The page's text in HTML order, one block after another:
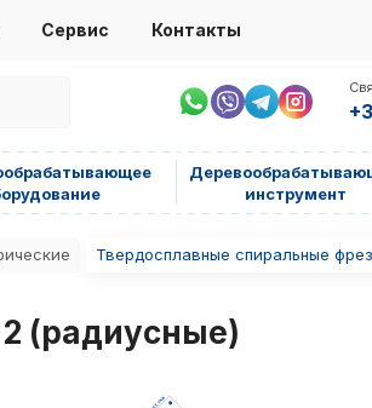
Сервис Контакты
инструмент
Твердосплавные спиральные
(радиусные)